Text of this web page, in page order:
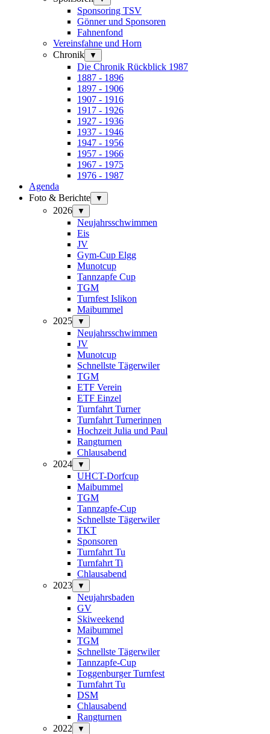
Sponsoring TSV
Gönner und Sponsoren
Fahnenfond
Vereinsfahne und Horn
Chronik
▼
Die Chronik Rückblick 1987
1887 - 1896
1897 - 1906
1907 - 1916
1917 - 1926
1927 - 1936
1937 - 1946
1947 - 1956
1957 - 1966
1967 - 1975
1976 - 1987
Agenda
Foto & Berichte
▼
2026 ▼
Neujahrsschwimmen
Eis
JV
Gym-Cup Elgg
Munotcup
Tannzapfe Cup
TGM
Turnfest Islikon
Maibummel
2025
▼
Neujahrsschwimmen
JV
Munotcup
Schnellste Tägerwiler
TGM
ETF Verein
ETF Einzel
Turnfahrt Turner
Turnfahrt Turnerinnen
Hochzeit Julia und Paul
Rangturnen
Chlausabend
2024
▼
UHCT-Dorfcup
Maibummel
TGM
Tannzapfe-Cup
Schnellste Tägerwiler
TKT
Sponsoren
Turnfahrt Tu
Turnfahrt Ti
Chlausabend
2023
▼
Neujahrsbaden
GV
Skiweekend
Maibummel
TGM
Schnellste Tägerwiler
Tannzapfe-Cup
Toggenburger Turnfest
Turnfahrt Tu
DSM
Chlausabend
Rangturnen
2022
▼